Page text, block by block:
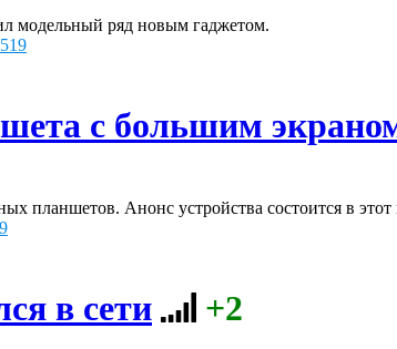
модельный ряд новым гаджетом.
с большим
планшетов. Анонс устройства состоится в этот
в сети +2